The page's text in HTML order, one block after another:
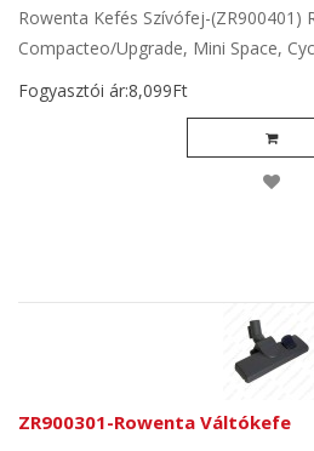
Rowenta Kefés Szívófej-(ZR900401)
Compacteo/Upgrade, Mini Space,
Fogyasztói ár:8,099Ft
ZR900301-Rowenta Váltókefe